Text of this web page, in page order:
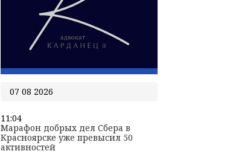
07 08 2026
11:04
Марафон добрых дел Сбера в
Красноярске уже превысил 50
активностей